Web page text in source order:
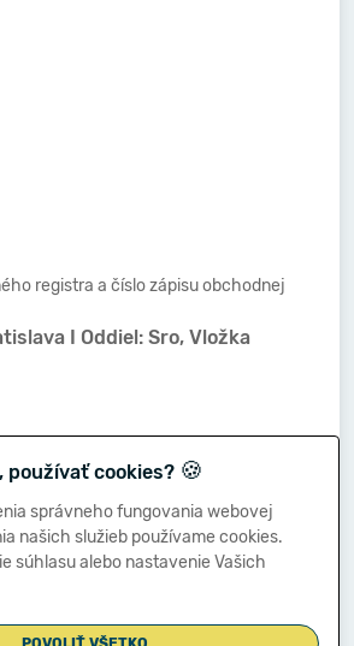
registra a číslo zápisu obchodnej
I Oddiel: Sro, Vložka
používať cookies? 🍪
správneho fungovania webovej
našich služieb používame cookies.
súhlasu alebo nastavenie Vašich